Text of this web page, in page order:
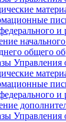
и
общего
Управления
и
Управления